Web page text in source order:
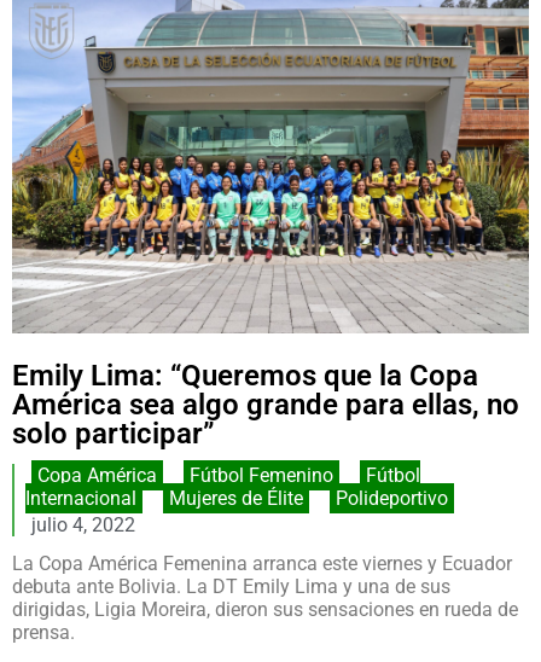
Emily Lima: “Queremos que la Copa
América sea algo grande para ellas, no
solo participar”
Copa América Fútbol Femenino
Fútbol
Internacional
Mujeres de Élite
Polideportivo
julio 4, 2022
La Copa América Femenina arranca este viernes y Ecuador
debuta ante Bolivia. La DT Emily Lima y una de sus
dirigidas, Ligia Moreira, dieron sus sensaciones en rueda de
prensa.